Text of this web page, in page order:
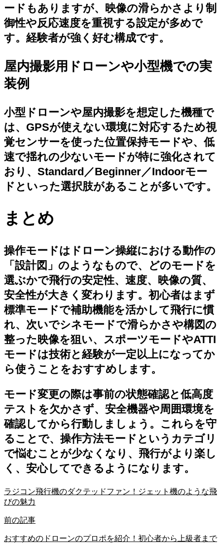
ードもありますが、映像の滑らかさより制
御性や反応速度を重視する設定が多めで
す。経験者が強く好む構成です。
屋内撮影用ドローンや小型機での実
装例
小型ドローンや屋内撮影を想定した機種で
は、GPSが使えない環境に対応するため視
覚センサーを使った位置保持モードや、低
速で揺れの少ないモードが特に強化されて
おり、Standard／Beginner／Indoorモー
ドといった選択肢があることが多いです。
まとめ
操作モードはドローン操縦における動作の
「設計図」のようなもので、どのモードを
選ぶかで飛行の安定性、速度、映像の質、
安全性が大きく変わります。初心者はまず
標準モードで補助機能を活かして飛行に慣
れ、次いでシネモードで滑らかさや構図の
整った映像を狙い、スポーツモードやATTI
モードは技術と経験が一定以上になってか
ら使うことをおすすめします。
モード変更の際は事前の状態確認と低高度
テストを欠かさず、安全機器や周囲環境を
確認してから行動しましょう。これらを守
ることで、操作方法モードというカテゴリ
で悩むことが少なくなり、飛行がより楽し
く、安心してできるようになります。
ラジコン飛行機のダクテッドファン！ジェット機のような飛
びの魅力
前の記事
おすすめのドローンのプロポを紹介！初心者から上級者まで